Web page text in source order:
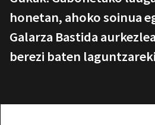
honetan, ahoko soinua
Galarza Bastida
berezi baten